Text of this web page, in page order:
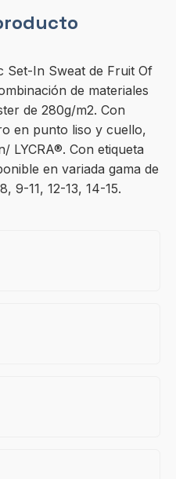
Set-In Sweat de Fruit Of
de materiales
de 280g/m2. Con
en punto liso y cuello,
LYCRA®. Con etiqueta
en variada gama de
9-11, 12-13, 14-15.